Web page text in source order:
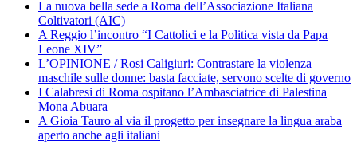
La nuova bella sede a Roma dell’Associazione Italiana
Coltivatori (AIC)
A Reggio l’incontro “I Cattolici e la Politica vista da Papa
Leone XIV”
L’OPINIONE / Rosi Caligiuri: Contrastare la violenza
maschile sulle donne: basta facciate, servono scelte di governo
I Calabresi di Roma ospitano l’Ambasciatrice di Palestina
Mona Abuara
A Gioia Tauro al via il progetto per insegnare la lingua araba
aperto anche agli italiani